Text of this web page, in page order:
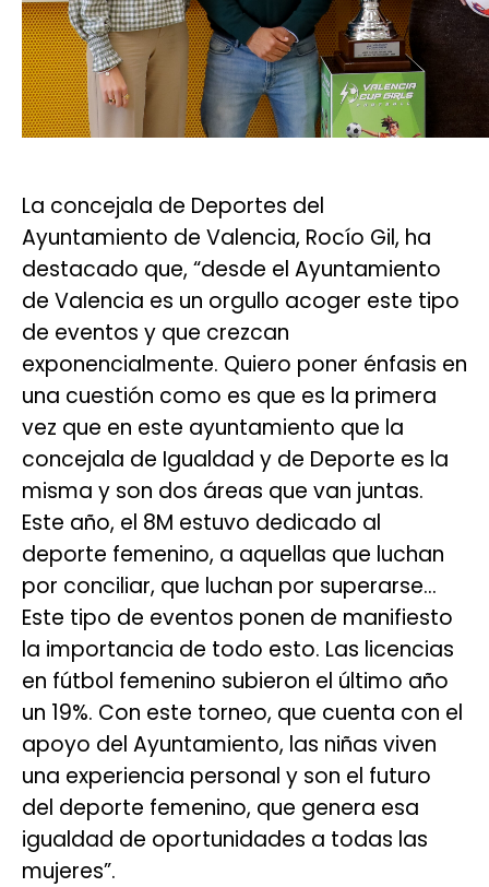
La concejala de Deportes del
Ayuntamiento de Valencia, Rocío Gil, ha
destacado que, “desde el Ayuntamiento
de Valencia es un orgullo acoger este tipo
de eventos y que crezcan
exponencialmente. Quiero poner énfasis en
una cuestión como es que es la primera
vez que en este ayuntamiento que la
concejala de Igualdad y de Deporte es la
misma y son dos áreas que van juntas.
Este año, el 8M estuvo dedicado al
deporte femenino, a aquellas que luchan
por conciliar, que luchan por superarse…
Este tipo de eventos ponen de manifiesto
la importancia de todo esto. Las licencias
en fútbol femenino subieron el último año
un 19%. Con este torneo, que cuenta con el
apoyo del Ayuntamiento, las niñas viven
una experiencia personal y son el futuro
del deporte femenino, que genera esa
igualdad de oportunidades a todas las
mujeres”.